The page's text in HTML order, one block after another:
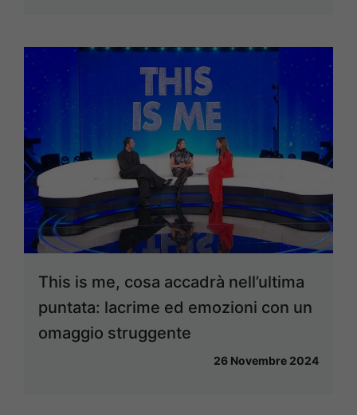
This is me, cosa accadrà nell’ultima
puntata: lacrime ed emozioni con un
omaggio struggente
26 Novembre 2024